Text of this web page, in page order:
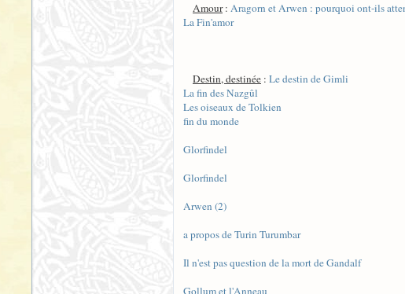
Amour: Aragorn et Arwen : pourquoi ont-ils
La Fin'amor
Destin, destinée : Le destin de Gimli
La fin des Nazgûl
Les oiseaux de Tolkien
fin du monde
Glorfindel
Glorfindel
Arwen (2)
a propos de Turin Turumbar
Il n'est pas question de la mort de Gandalf
Gollum et l'Anneau